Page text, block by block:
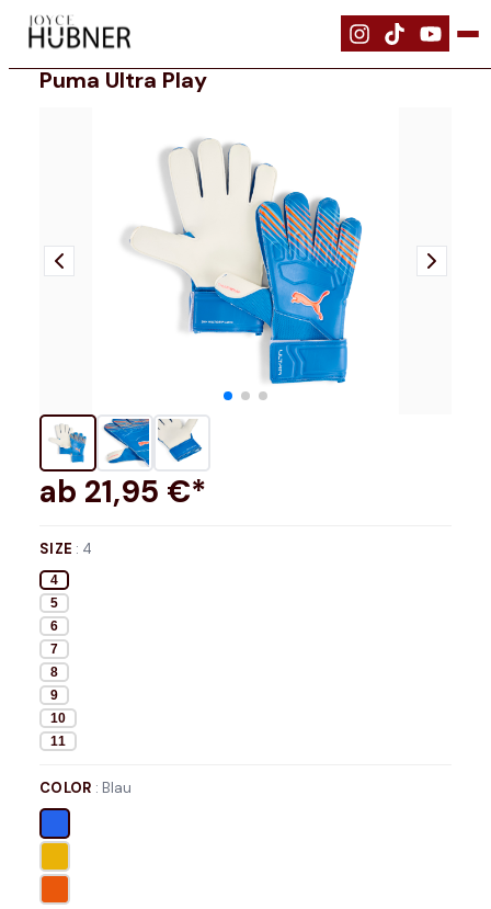
| Ausrüstung
Puma Ultra Play
ab 21,95 €*
SIZE : 4
4
5
6
7
8
9
10
11
COLOR : Blau